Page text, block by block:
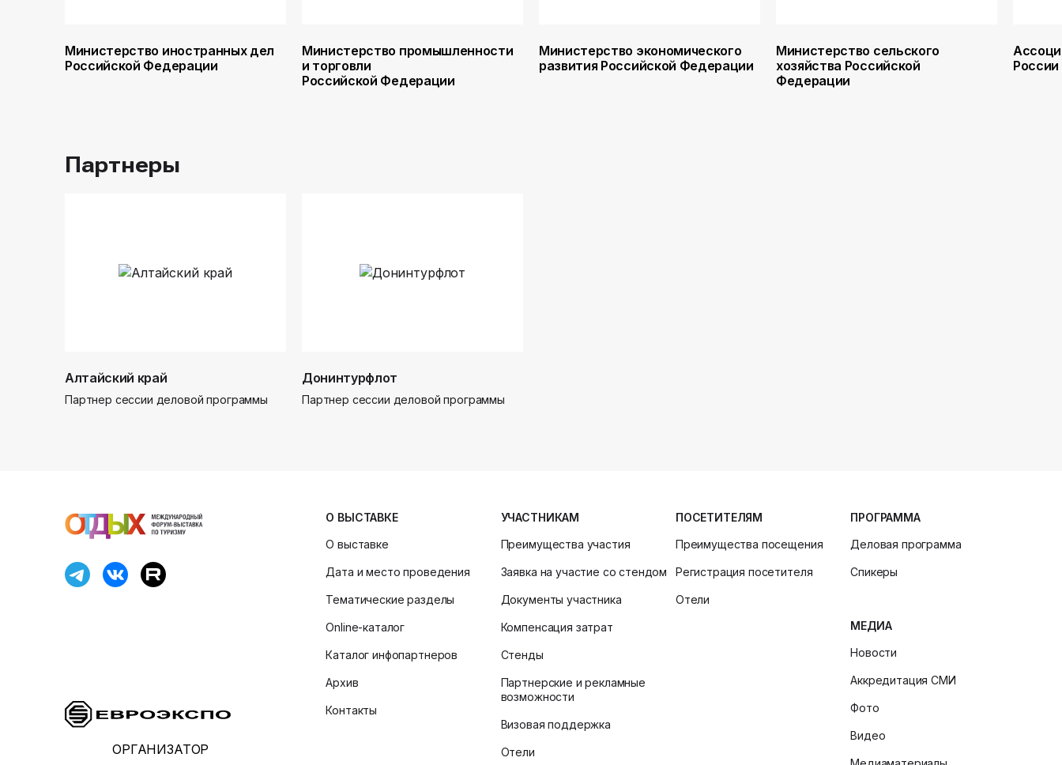
Министерство иностранных дел
Российской Федерации
Министерство промышленности
и торговли
Российской Федерации
Министерство экономического
развития Российской Федерации
Министерство сельского
хозяйства Российской
Федерации
России
Партнеры
Алтайский край
Партнер сессии деловой программы
Донинтурфлот
Партнер сессии деловой программы
ОРГАНИЗАТОР
О ВЫСТАВКЕ
О выставке
Дата и место проведения
Тематические разделы
Online-каталог
Каталог инфопартнеров
Архив
Контакты
УЧАСТНИКАМ
Преимущества участия
Заявка на участие со стендом
Документы участника
Компенсация затрат
Стенды
Партнерские и рекламные
возможности
Визовая поддержка
Отели
ПОСЕТИТЕЛЯМ
Преимущества посещения
Регистрация посетителя
Отели
ПРОГРАММА
Деловая программа
Спикеры
МЕДИА
Новости
Аккредитация СМИ
Фото
Видео